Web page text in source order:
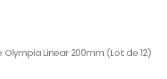
Linear 200mm (Lot de 12)